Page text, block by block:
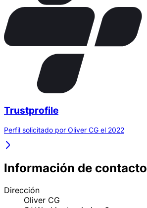
Trustprofile
Perfil solicitado por Oliver CG el 2022
Información de contacto
Dirección
Oliver CG